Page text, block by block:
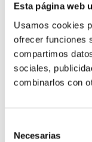
Esta página web
Usamos cookies
ofrecer funciones
compartimos
sociales,
combinarlos con
Necesarias
- Posiciones en la
en función de los
- Estado físico de
somnolencia, mal
distancia. Por dos